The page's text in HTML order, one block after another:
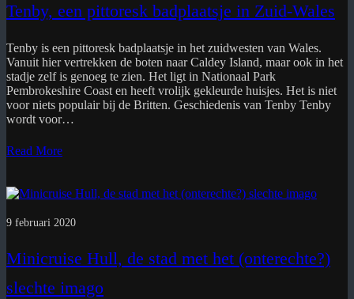
Tenby, een pittoresk badplaatsje in Zuid-Wales
Tenby is een pittoresk badplaatsje in het zuidwesten van Wales.
Vanuit hier vertrekken de boten naar Caldey Island, maar ook in het
stadje zelf is genoeg te zien. Het ligt in Nationaal Park
Pembrokeshire Coast en heeft vrolijk gekleurde huisjes. Het is niet
voor niets populair bij de Britten. Geschiedenis van Tenby Tenby
wordt voor…
Read More
9 februari 2020
Minicruise Hull, de stad met het (onterechte?)
slechte imago